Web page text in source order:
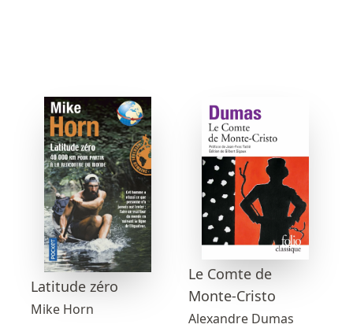
Latitude zéro
Mike Horn
Le Comte de
Monte-Cristo
Alexandre Dumas